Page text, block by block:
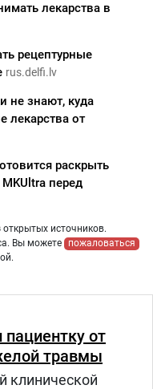
лекарства в
рецептурные
rus.delfi.lv
не знают, куда
лекарства от
раскрыть
перед
открытых источников.
Вы можете
пожаловаться
пациентку от
травмы
клинической